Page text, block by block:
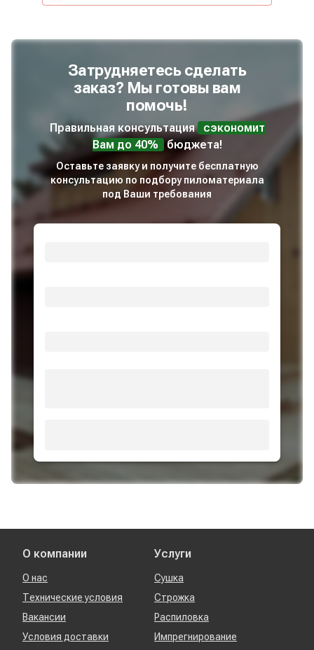
которые очень хорошо повлияли на
ситуации с доставкой, лично ему очень
Затрудняетесь сделать
заказ? Мы готовы вам
помочь!
Правильная консультация
сэкономит
Вам до 40%
бюджета!
Оставьте заявку и получите бесплатную
консультацию по подбору пиломатериала
под Ваши требования
О компании
О нас
Технические условия
Вакансии
Условия доставки
Услуги
Сушка
Строжка
Распиловка
Импрегнирование